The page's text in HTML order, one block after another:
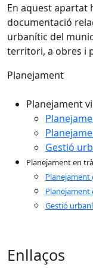
En aquest
documentació
urbanític del
territori, a obres i
Planejament
Planejament
Gestió
Planejament en
Gestió
Enllaços